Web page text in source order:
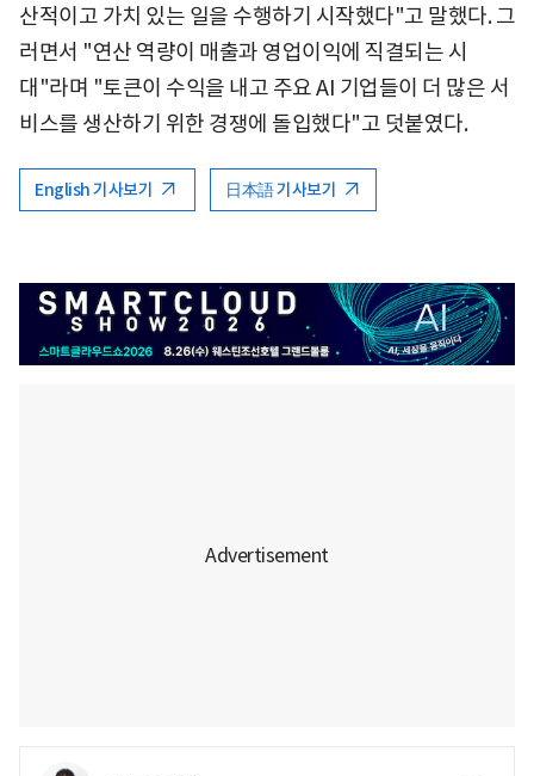
산적이고 가치 있는 일을 수행하기 시작했다"고 말했다. 그
러면서 "연산 역량이 매출과 영업이익에 직결되는 시
대"라며 "토큰이 수익을 내고 주요 AI 기업들이 더 많은 서
비스를 생산하기 위한 경쟁에 돌입했다"고 덧붙였다.
English 기사보기 日本語 기사보기